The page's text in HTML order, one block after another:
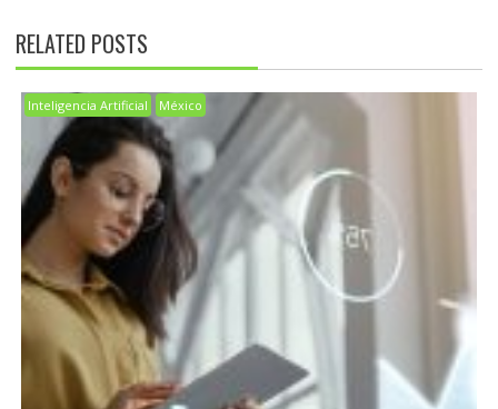
RELATED POSTS
Inteligencia Artificial México